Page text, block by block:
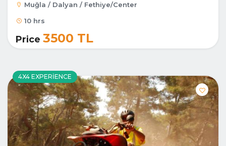
Muğla / Dalyan / Fethiye/Center
10 hrs
Price 3500 TL
4X4 EXPERIENCE